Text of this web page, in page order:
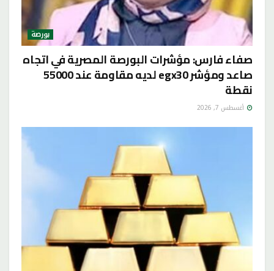
بورصة
صفاء فارس: مؤشرات البورصة المصرية في اتجاه
صاعد ومؤشر egx30 لديه مقاومة عند 55000
نقطة
أغسطس 7, 2026